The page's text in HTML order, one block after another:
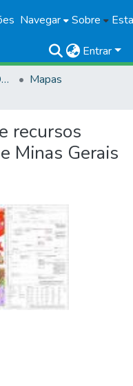
Navegar Sobre
Entrar
PRODUÇÃO INSTITUCIONAL
Mapas
recursos
Minas Gerais